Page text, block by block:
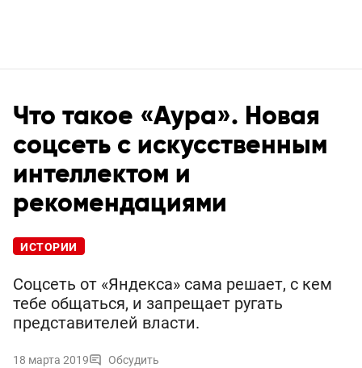
Что такое «Аура». Новая
соцсеть с искусственным
интеллектом и
рекомендациями
ИСТОРИИ
Соцсеть от «Яндекса» сама решает, с кем
тебе общаться, и запрещает ругать
представителей власти.
18 марта 2019 Обсудить